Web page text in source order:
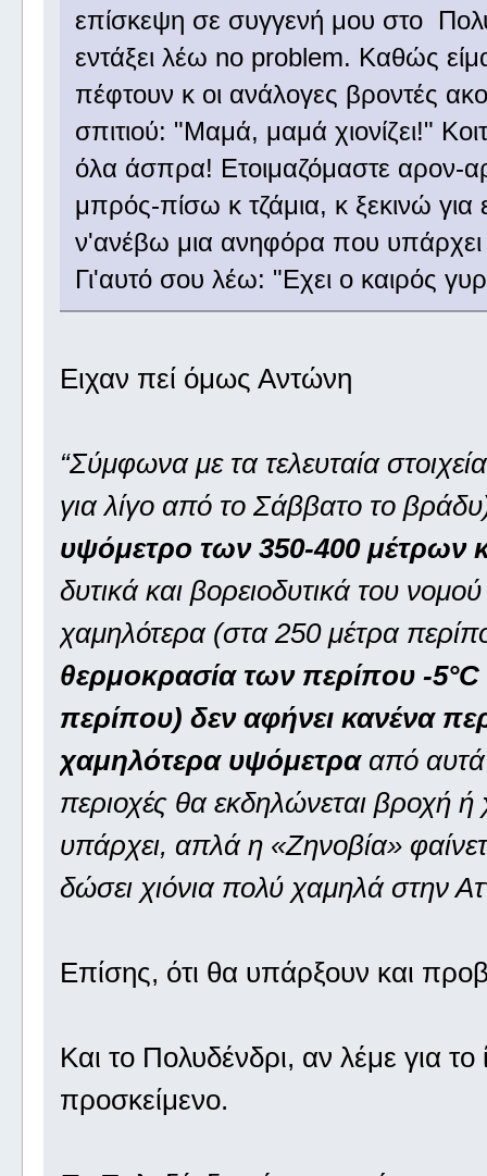
επίσκεψη σε συγγενή μου στο
εντάξει λέω no problem. Καθώς
πέφτουν κ οι ανάλογες βροντές
σπιτιού: "Μαμά, μαμά χιονίζει!"
όλα άσπρα! Ετοιμαζόμαστε αρον-
μπρός-πίσω κ τζάμια, κ ξεκινώ
ν'ανέβω μια ανηφόρα που υπάρχει
Γι'αυτό σου λέω: "Εχει ο καιρός
Ειχαν πεί όμως Αντώνη
“Σύμφωνα με τα τελευταία
για λίγο από το Σάββατο το
υψόμετρο των 350-400 μέτρων
δυτικά και βορειοδυτικά του
χαμηλότερα (στα 250 μέτρα
θερμοκρασία των περίπου -
περίπου) δεν αφήνει κανένα
χαμηλότερα υψόμετρααπό αυτά
περιοχές θα εκδηλώνεται βροχή
υπάρχει, απλά η «Ζηνοβία»
δώσει χιόνια πολύ χαμηλά στην
Επίσης, ότι θα υπάρξουν και
Και το Πολυδένδρι, αν λέμε για το
προσκείμενο.